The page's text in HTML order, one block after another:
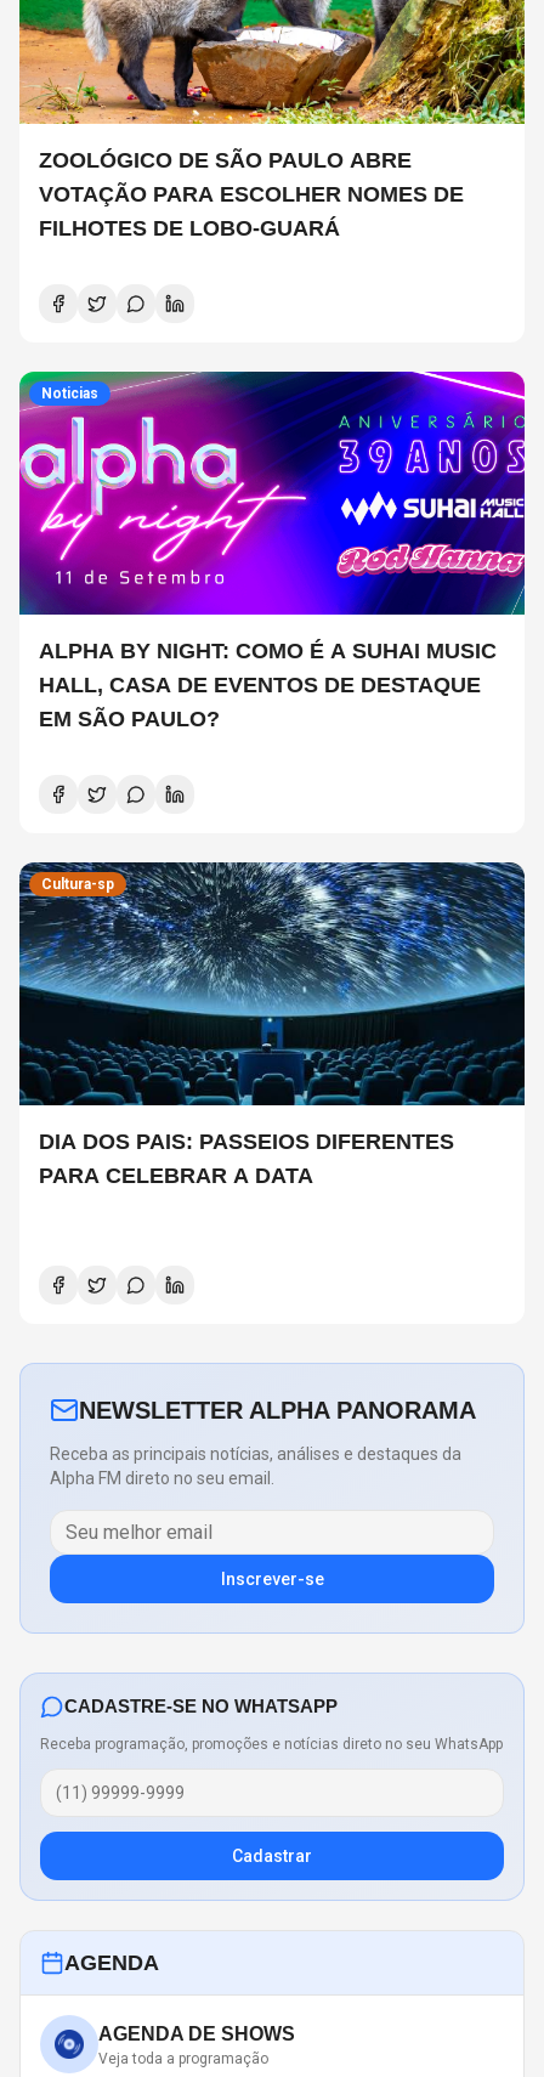
ZOOLÓGICO DE SÃO PAULO ABRE
VOTAÇÃO PARA ESCOLHER NOMES DE
FILHOTES DE LOBO-GUARÁ
Noticias
ALPHA BY NIGHT: COMO É A SUHAI MUSIC
HALL, CASA DE EVENTOS DE DESTAQUE
EM SÃO PAULO?
Cultura-sp
DIA DOS PAIS: PASSEIOS DIFERENTES
PARA CELEBRAR A DATA
NEWSLETTER ALPHA PANORAMA
Receba as principais notícias, análises e destaques da
Alpha FM direto no seu email.
Inscrever-se
CADASTRE-SE NO WHATSAPP
Receba programação, promoções e notícias direto no seu WhatsApp
Cadastrar
AGENDA
AGENDA DE SHOWS
Veja toda a programação